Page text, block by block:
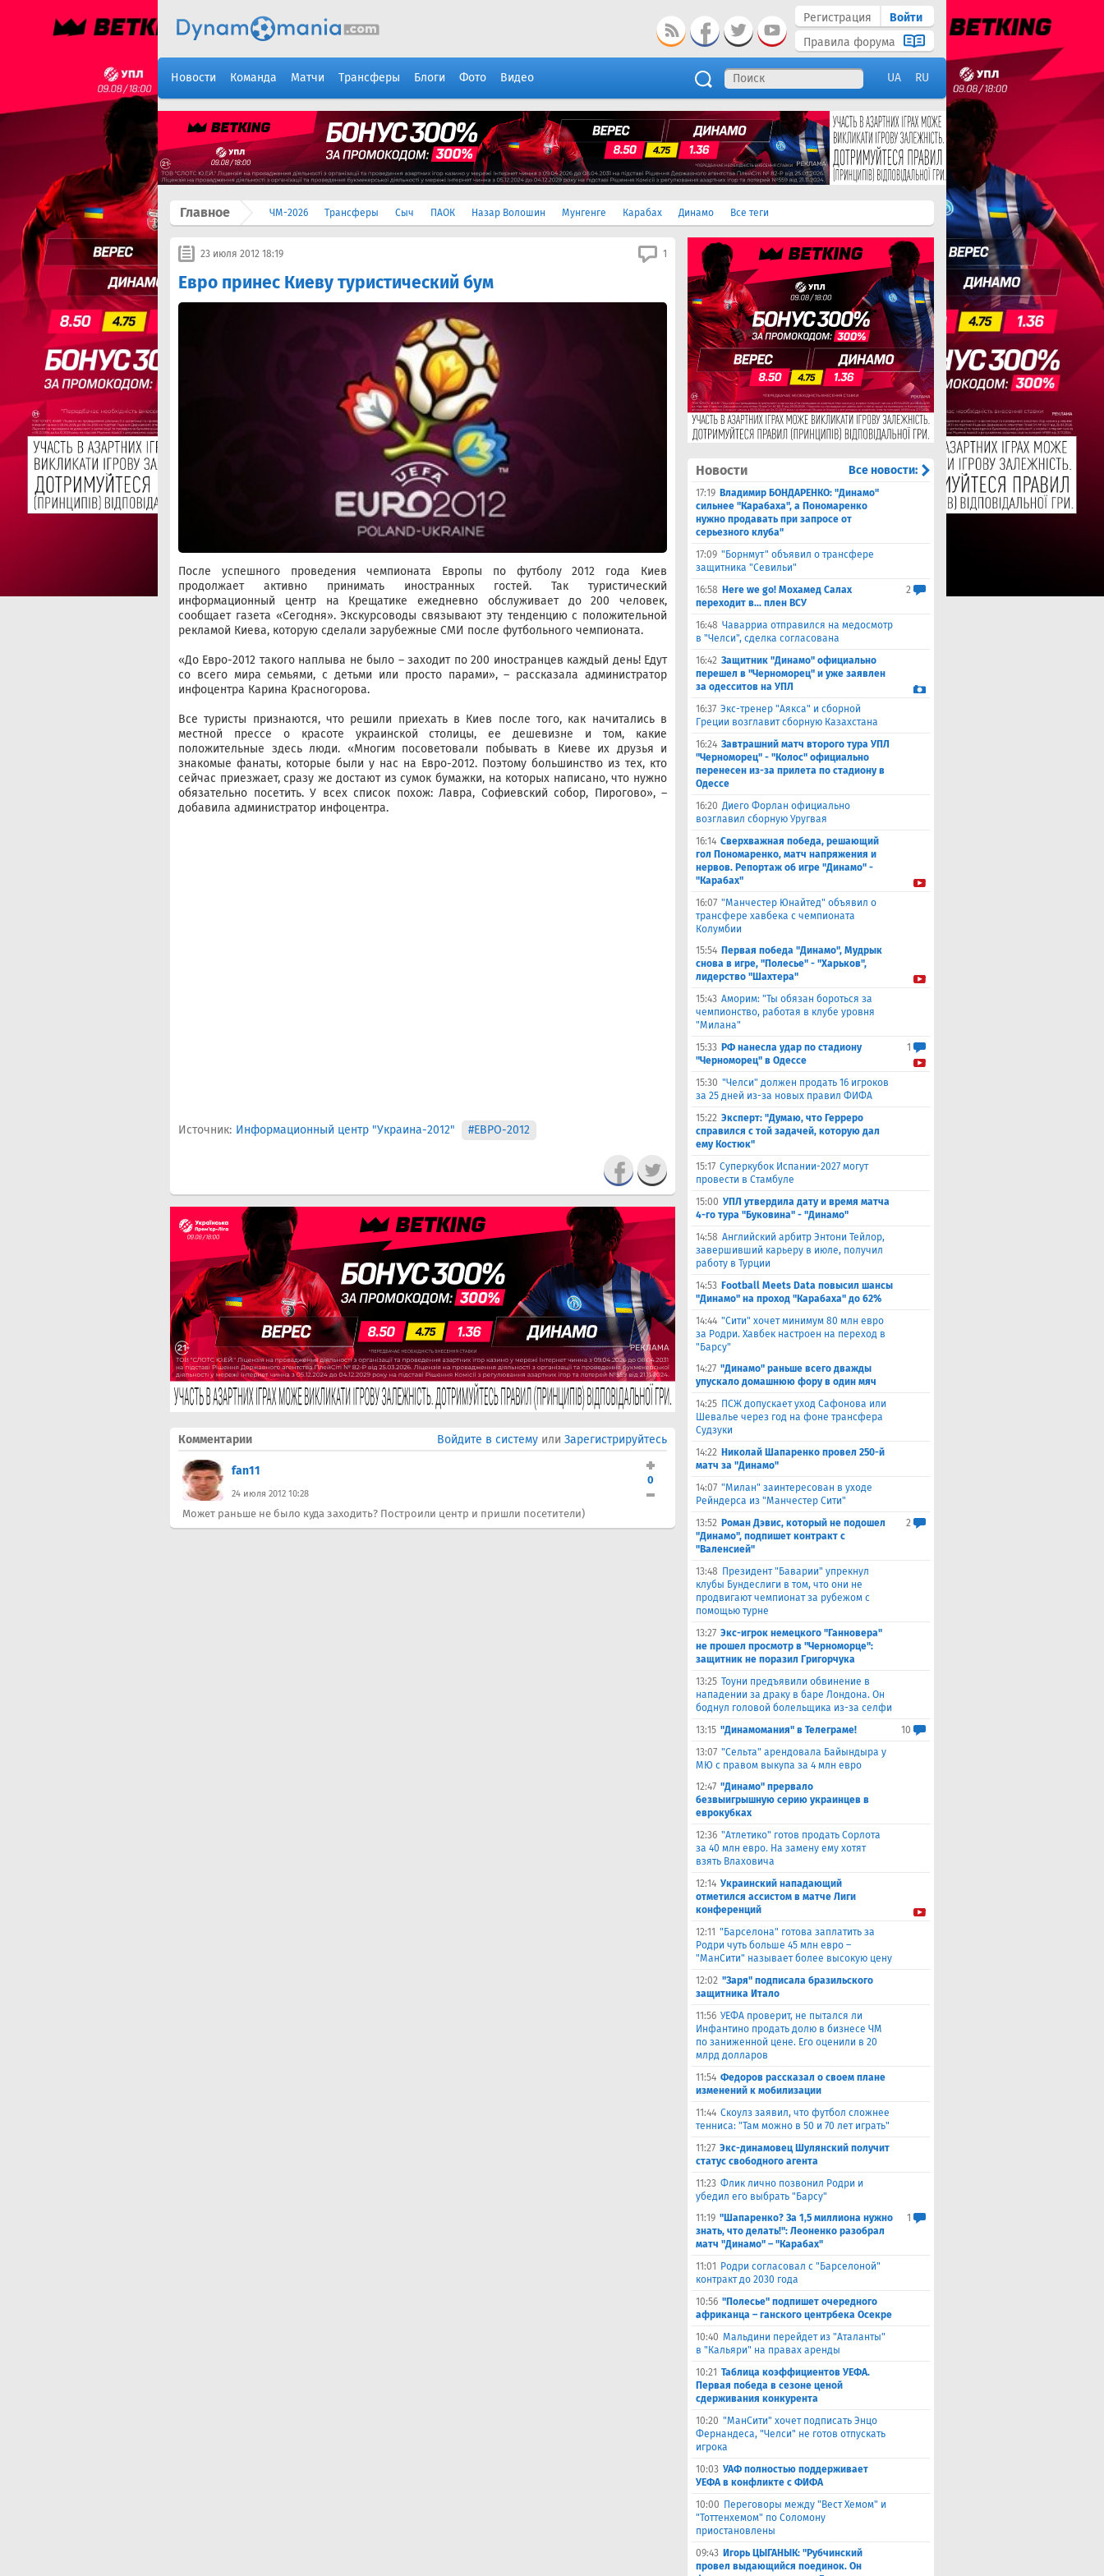
Регистрация
Войти
Правила форума
Новости Команда Матчи Трансферы Блоги Фото Видео UA RU
Главное ЧМ-2026 Трансферы Сыч ПАОК Назар Волошин Мунгенге Карабах Динамо Все теги
23 июля 2012 18:19 1
Евро принес Киеву туристический бум
После успешного проведения чемпионата Европы по футболу 2012 года Киев
продолжает активно принимать иностранных гостей. Так туристический
информационный центр на Крещатике ежедневно обслуживает до 200 человек,
сообщает газета «Сегодня». Экскурсоводы связывают эту тенденцию с положительной
рекламой Киева, которую сделали зарубежные СМИ после футбольного чемпионата.
«До Евро-2012 такого наплыва не было – заходит по 200 иностранцев каждый день! Едут
со всего мира семьями, с детьми или просто парами», – рассказала администратор
инфоцентра Карина Красногорова.
Все туристы признаются, что решили приехать в Киев после того, как начитались в
местной прессе о красоте украинской столицы, ее дешевизне и том, какие
положительные здесь люди. «Многим посоветовали побывать в Киеве их друзья и
знакомые фанаты, которые были у нас на Евро-2012. Поэтому большинство из тех, кто
сейчас приезжает, сразу же достают из сумок бумажки, на которых написано, что нужно
обязательно посетить. У всех список похож: Лавра, Софиевский собор, Пирогово», –
добавила администратор инфоцентра.
Источник: Информационный центр "Украина-2012" #ЕВРО-2012
Комментарии Войдите в систему или Зарегистрируйтесь
fan11
24 июля 2012 10:28
0
Может раньше не было куда заходить? Построили центр и пришли посетители)
Новости Все новости:
17:19 Владимир БОНДАРЕНКО: "Динамо"
сильнее "Карабаха", а Пономаренко
нужно продавать при запросе от
серьезного клуба"
17:09 "Борнмут" объявил о трансфере
защитника "Севильи"
16:58 Here we go! Мохамед Салах
переходит в... плен ВСУ
2
16:48 Чаварриа отправился на медосмотр
в "Челси", сделка согласована
16:42 Защитник "Динамо" официально
перешел в "Черноморец" и уже заявлен
за одесситов на УПЛ
16:37 Экс-тренер "Аякса" и сборной
Греции возглавит сборную Казахстана
16:24 Завтрашний матч второго тура УПЛ
"Черноморец" - "Колос" официально
перенесен из-за прилета по стадиону в
Одессе
16:20 Диего Форлан официально
возглавил сборную Уругвая
16:14 Сверхважная победа, решающий
гол Пономаренко, матч напряжения и
нервов. Репортаж об игре "Динамо" -
"Карабах"
16:07 "Манчестер Юнайтед" объявил о
трансфере хавбека с чемпионата
Колумбии
15:54 Первая победа "Динамо", Мудрык
снова в игре, "Полесье" - "Харьков",
лидерство "Шахтера"
15:43 Аморим: "Ты обязан бороться за
чемпионство, работая в клубе уровня
"Милана"
15:33 РФ нанесла удар по стадиону
"Черноморец" в Одессе
1
15:30 "Челси" должен продать 16 игроков
за 25 дней из-за новых правил ФИФА
15:22 Эксперт: "Думаю, что Герреро
справился с той задачей, которую дал
ему Костюк"
15:17 Суперкубок Испании-2027 могут
провести в Стамбуле
15:00 УПЛ утвердила дату и время матча
4-го тура "Буковина" - "Динамо"
14:58 Английский арбитр Энтони Тейлор,
завершивший карьеру в июле, получил
работу в Турции
14:53 Football Meets Data повысил шансы
"Динамо" на проход "Карабаха" до 62%
14:44 "Сити" хочет минимум 80 млн евро
за Родри. Хавбек настроен на переход в
"Барсу"
14:27 "Динамо" раньше всего дважды
упускало домашнюю фору в один мяч
14:25 ПСЖ допускает уход Сафонова или
Шевалье через год на фоне трансфера
Судзуки
14:22 Николай Шапаренко провел 250-й
матч за "Динамо"
14:07 "Милан" заинтересован в уходе
Рейндерса из "Манчестер Сити"
13:52 Роман Дэвис, который не подошел
"Динамо", подпишет контракт с
"Валенсией"
2
13:48 Президент "Баварии" упрекнул
клубы Бундеслиги в том, что они не
продвигают чемпионат за рубежом с
помощью турне
13:27 Экс-игрок немецкого "Ганновера"
не прошел просмотр в "Черноморце":
защитник не поразил Григорчука
13:25 Тоуни предъявили обвинение в
нападении за драку в баре Лондона. Он
боднул головой болельщика из-за селфи
13:15 "Динамомания" в Телеграме!
10
13:07 "Сельта" арендовала Байындыра у
МЮ с правом выкупа за 4 млн евро
12:47 "Динамо" прервало
безвыигрышную серию украинцев в
еврокубках
12:36 "Атлетико" готов продать Сорлота
за 40 млн евро. На замену ему хотят
взять Влаховича
12:14 Украинский нападающий
отметился ассистом в матче Лиги
конференций
12:11 "Барселона" готова заплатить за
Родри чуть больше 45 млн евро –
"МанСити" называет более высокую цену
12:02 "Заря" подписала бразильского
защитника Итало
11:56 УЕФА проверит, не пытался ли
Инфантино продать долю в бизнесе ЧМ
по заниженной цене. Его оценили в 20
млрд долларов
11:54 Федоров рассказал о своем плане
изменений к мобилизации
11:44 Скоулз заявил, что футбол сложнее
тенниса: "Там можно в 50 и 70 лет играть"
11:27 Экс-динамовец Шулянский получит
статус свободного агента
11:23 Флик лично позвонил Родри и
убедил его выбрать "Барсу"
11:19 "Шапаренко? За 1,5 миллиона нужно
знать, что делать!": Леоненко разобрал
матч "Динамо" – "Карабах"
1
11:01
Родри согласовал с "Барселоной"
контракт до 2030 года
10:56 "Полесье" подпишет очередного
африканца – ганского центрбека Осекре
10:40 Мальдини перейдет из "Аталанты"
в "Кальяри" на правах аренды
10:21 Таблица коэффициентов УЕФА.
Первая победа в сезоне ценой
сдерживания конкурента
10:20 "МанСити" хочет подписать Энцо
Фернандеса, "Челси" не готов отпускать
игрока
10:03 УАФ полностью поддерживает
УЕФА в конфликте с ФИФА
10:00 Переговоры между "Вест Хемом" и
"Тоттенхемом" по Соломону
приостановлены
09:43 Игорь ЦЫГАНЫК: "Рубчинский
провел выдающийся поединок. Он